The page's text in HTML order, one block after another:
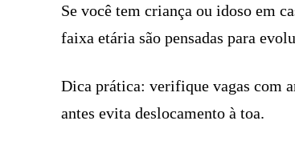
Se você tem criança ou idoso em
faixa etária são pensadas para
Dica prática: verifique vagas com
antes evita deslocamento à toa.